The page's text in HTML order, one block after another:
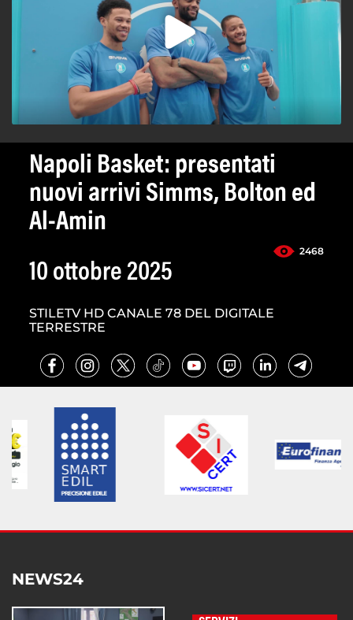
Napoli Basket: presentati
nuovi arrivi Simms, Bolton ed
Al-Amin
2468
10 ottobre 2025
STILETV HD CANALE 78 DEL DIGITALE
TERRESTRE
NEWS24